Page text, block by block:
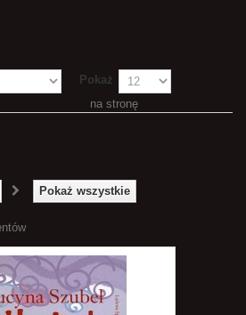
Pokaż
na stronę
Pokaż wszystkie